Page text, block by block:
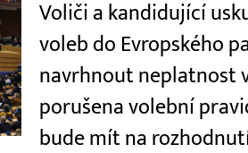
Voliči a kandidující
voleb do Evropského
navrhnout neplatnost
porušena volební
bude mít na